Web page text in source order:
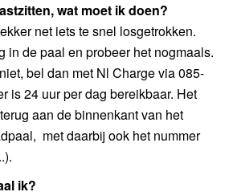
wat moet ik doen?
net iets te snel losgetrokken.
in de paal en probeer het nogmaals.
bel dan met Nl Charge via 085-
is 24 uur per dag bereikbaar. Het
aan de binnenkant van het
met daarbij ook het nummer
ik?